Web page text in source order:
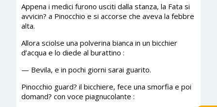
Appena i medici furono usciti dalla stanza, la Fata si
avvicin? a Pinocchio e si accorse che aveva la febbre
alta.
Allora sciolse una polverina bianca in un bicchier
d’acqua e lo diede al burattino :
— Bevila, e in pochi giorni sarai guarito.
Pinocchio guard? il bicchiere, fece una smorfia e poi
domand? con voce piagnucolante :